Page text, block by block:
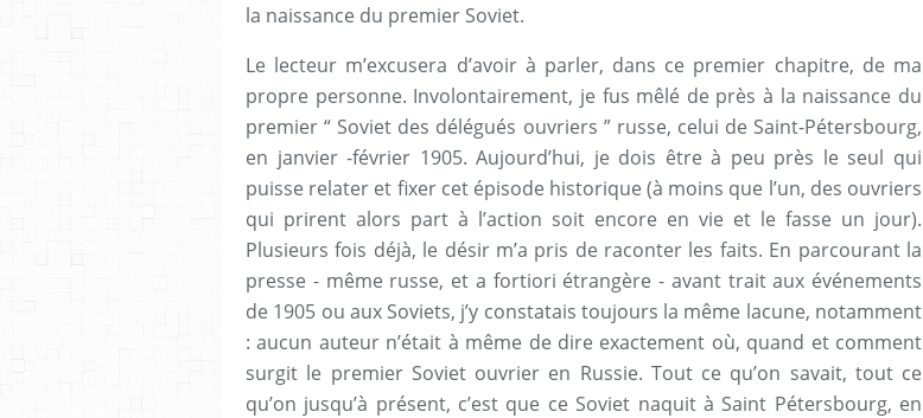
la naissance du premier Soviet.
Le lecteur m’excusera d’avoir à parler, dans ce premier chapitre, de ma
propre personne. Involontairement, je fus mêlé de près à la naissance du
premier “ Soviet des délégués ouvriers ” russe, celui de Saint-Pétersbourg,
en janvier -février 1905. Aujourd’hui, je dois être à peu près le seul qui
puisse relater et fixer cet épisode historique (à moins que l’un, des ouvriers
qui prirent alors part à l’action soit encore en vie et le fasse un jour).
Plusieurs fois déjà, le désir m’a pris de raconter les faits. En parcourant la
presse - même russe, et a fortiori étrangère - avant trait aux événements
de 1905 ou aux Soviets, j’y constatais toujours la même lacune, notamment
: aucun auteur n’était à même de dire exactement où, quand et comment
surgit le premier Soviet ouvrier en Russie. Tout ce qu’on savait, tout ce
qu’on jusqu’à présent, c’est que ce Soviet naquit à Saint Pétersbourg, en